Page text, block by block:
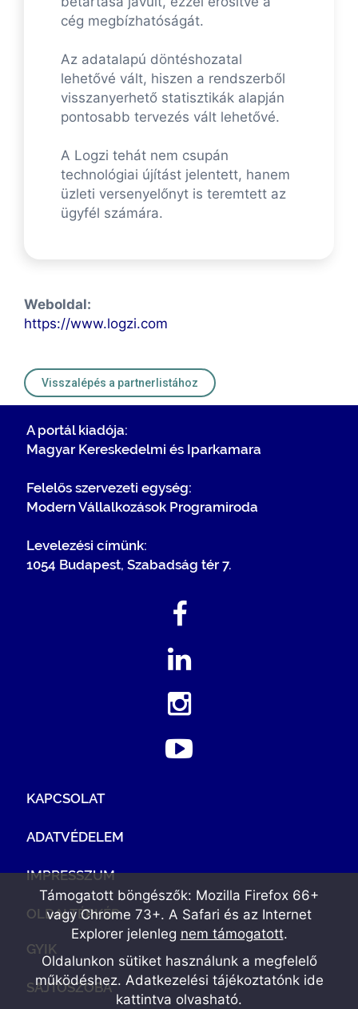
cég megbízhatóságát.
Az adatalapú döntéshozatal
lehetővé vált, hiszen a rendszerből
visszanyerhető statisztikák alapján
pontosabb tervezés vált lehetővé.
A Logzi tehát nem csupán
technológiai újítást jelentett, hanem
üzleti versenyelőnyt is teremtett az
ügyfél számára.
Weboldal:
https://www.logzi.com
Visszalépés a partnerlistához
A portál kiadója:
Magyar Kereskedelmi és Iparkamara
Felelős szervezeti egység:
Modern Vállalkozások Programiroda
Levelezési címünk:
1054 Budapest, Szabadság tér 7.
KAPCSOLAT
ADATVÉDELEM
IMPRESSZUM
OLDALTÉRKÉP
GYIK
SAJTÓSZOBA
Támogatott böngészők: Mozilla Firefox 66+
vagy Chrome 73+. A Safari és az Internet
Explorer jelenleg nem támogatott.
Oldalunkon sütiket használunk a megfelelő
működéshez. Adatkezelési tájékoztatónk ide
kattintva olvasható.